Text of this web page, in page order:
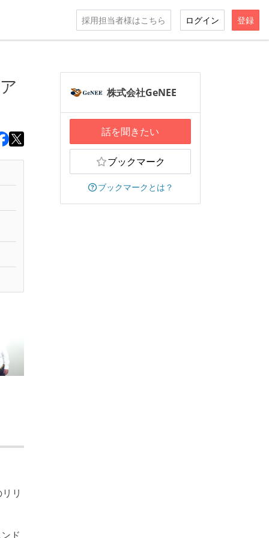
採用担当者様はこちら ログイン 登録
リ
ド
株式会社GeNEE
話を聞きたい
ブックマーク
ブックマークとは？